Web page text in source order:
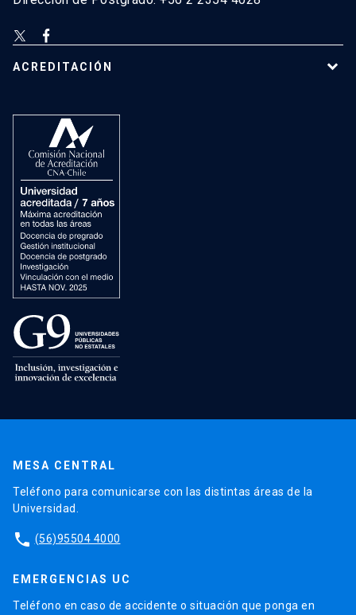
ACREDITACIÓN
MESA CENTRAL
Teléfono para comunicarse con las distintas áreas de la
Universidad.
phone (56)95504 4000
EMERGENCIAS UC
Teléfono en caso de accidente o situación que ponga en